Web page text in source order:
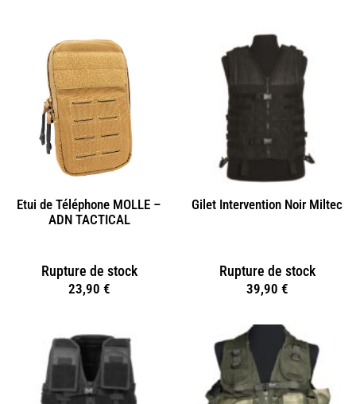
Etui de Téléphone MOLLE –
ADN TACTICAL
Rupture de stock
23,90 €
Gilet Intervention Noir Miltec
Rupture de stock
39,90 €